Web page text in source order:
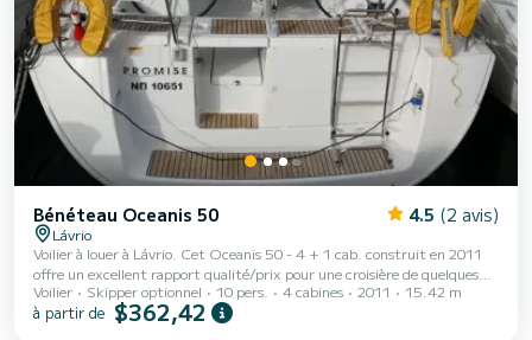
Bénéteau Oceanis 50 4.5 (2 avis)
Lávrio
Voilier à louer à Lávrio. Cet Oceanis 50 - 4 + 1 cab. construit en 2011
offre un excellent rapport qualité/prix pour une croisière de quelques
jours voire quelques semaines. Vous allez vivre une croisière
exceptionnelle sur ce voilier de 15 mètres. Vous pourrez accueillir
Voilier Skipper optionnel 10 pers. 4 cabines 2011 15.42 m
à partir de $362,42